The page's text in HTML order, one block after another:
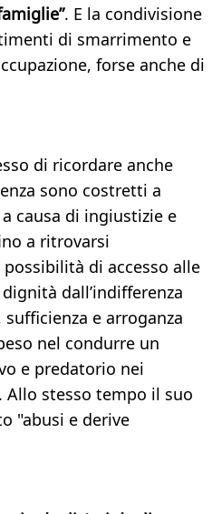
. E la condivisione
di smarrimento e
forse anche di
di ricordare anche
sono costretti a
causa di ingiustizie e
a ritrovarsi
di accesso alle
dall’indifferenza
e arroganza
nel condurre un
e predatorio nei
Allo stesso tempo il suo
"abusi e derive